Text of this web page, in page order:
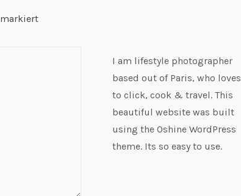
markiert
I am lifestyle photographer
based out of Paris, who loves
to click, cook & travel. This
beautiful website was built
using the Oshine WordPress
theme. Its so easy to use.